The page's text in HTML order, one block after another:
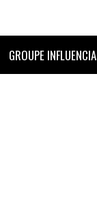
GROUPE INFLUENCIA